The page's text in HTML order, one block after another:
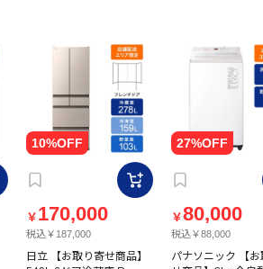
￥ 170,000
税込￥187,000
日立 【お取り寄せ商品】
￥80,000
税込￥88,000
パナソニック 【お